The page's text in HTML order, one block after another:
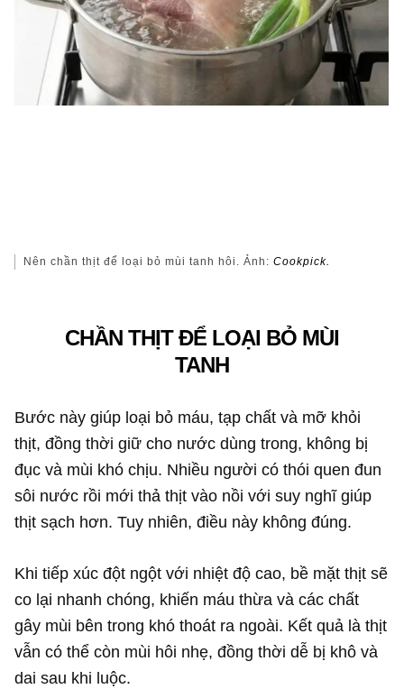
Nên chần thịt để loại bỏ mùi tanh hôi. Ảnh:Cookpick.
CHẦN THỊT ĐỂ LOẠI BỎ MÙI
TANH
Bước này giúp loại bỏ máu, tạp chất và mỡ khỏi
thịt, đồng thời giữ cho nước dùng trong, không bị
đục và mùi khó chịu. Nhiều người có thói quen đun
sôi nước rồi mới thả thịt vào nồi với suy nghĩ giúp
thịt sạch hơn. Tuy nhiên, điều này không đúng.
Khi tiếp xúc đột ngột với nhiệt độ cao, bề mặt thịt sẽ
co lại nhanh chóng, khiến máu thừa và các chất
gây mùi bên trong khó thoát ra ngoài. Kết quả là thịt
vẫn có thể còn mùi hôi nhẹ, đồng thời dễ bị khô và
dai sau khi luộc.